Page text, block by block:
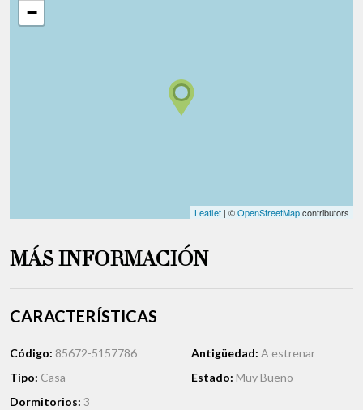
−
Leaflet | ©OpenStreetMapcontributors
MÁS INFORMACIÓN
CARACTERÍSTICAS
Código: 85672-5157786
Tipo: Casa
Dormitorios: 3
Antigüedad: A estrenar
Estado: Muy Bueno